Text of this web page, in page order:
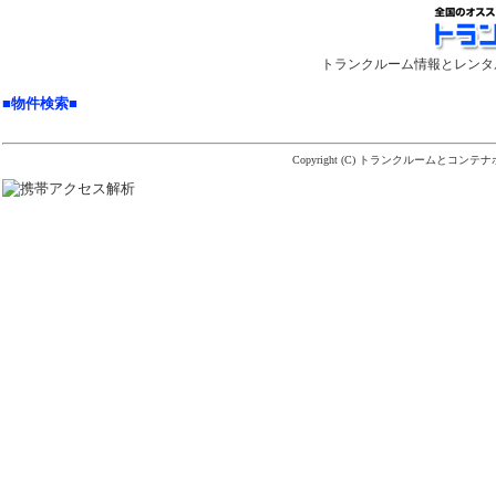
トランクルーム情報とレン
■物件検索■
Copyright (C) トランクルームとコンテ